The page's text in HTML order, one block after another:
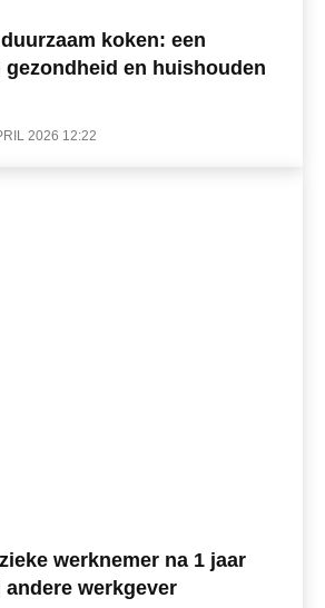
koken: een
en huishouden
2026 12:22
werknemer na 1 jaar
werkgever